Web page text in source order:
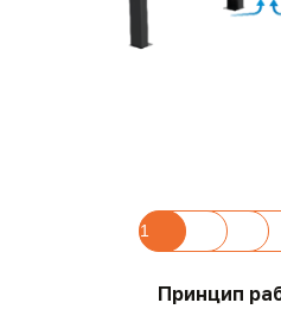
12
Принцип